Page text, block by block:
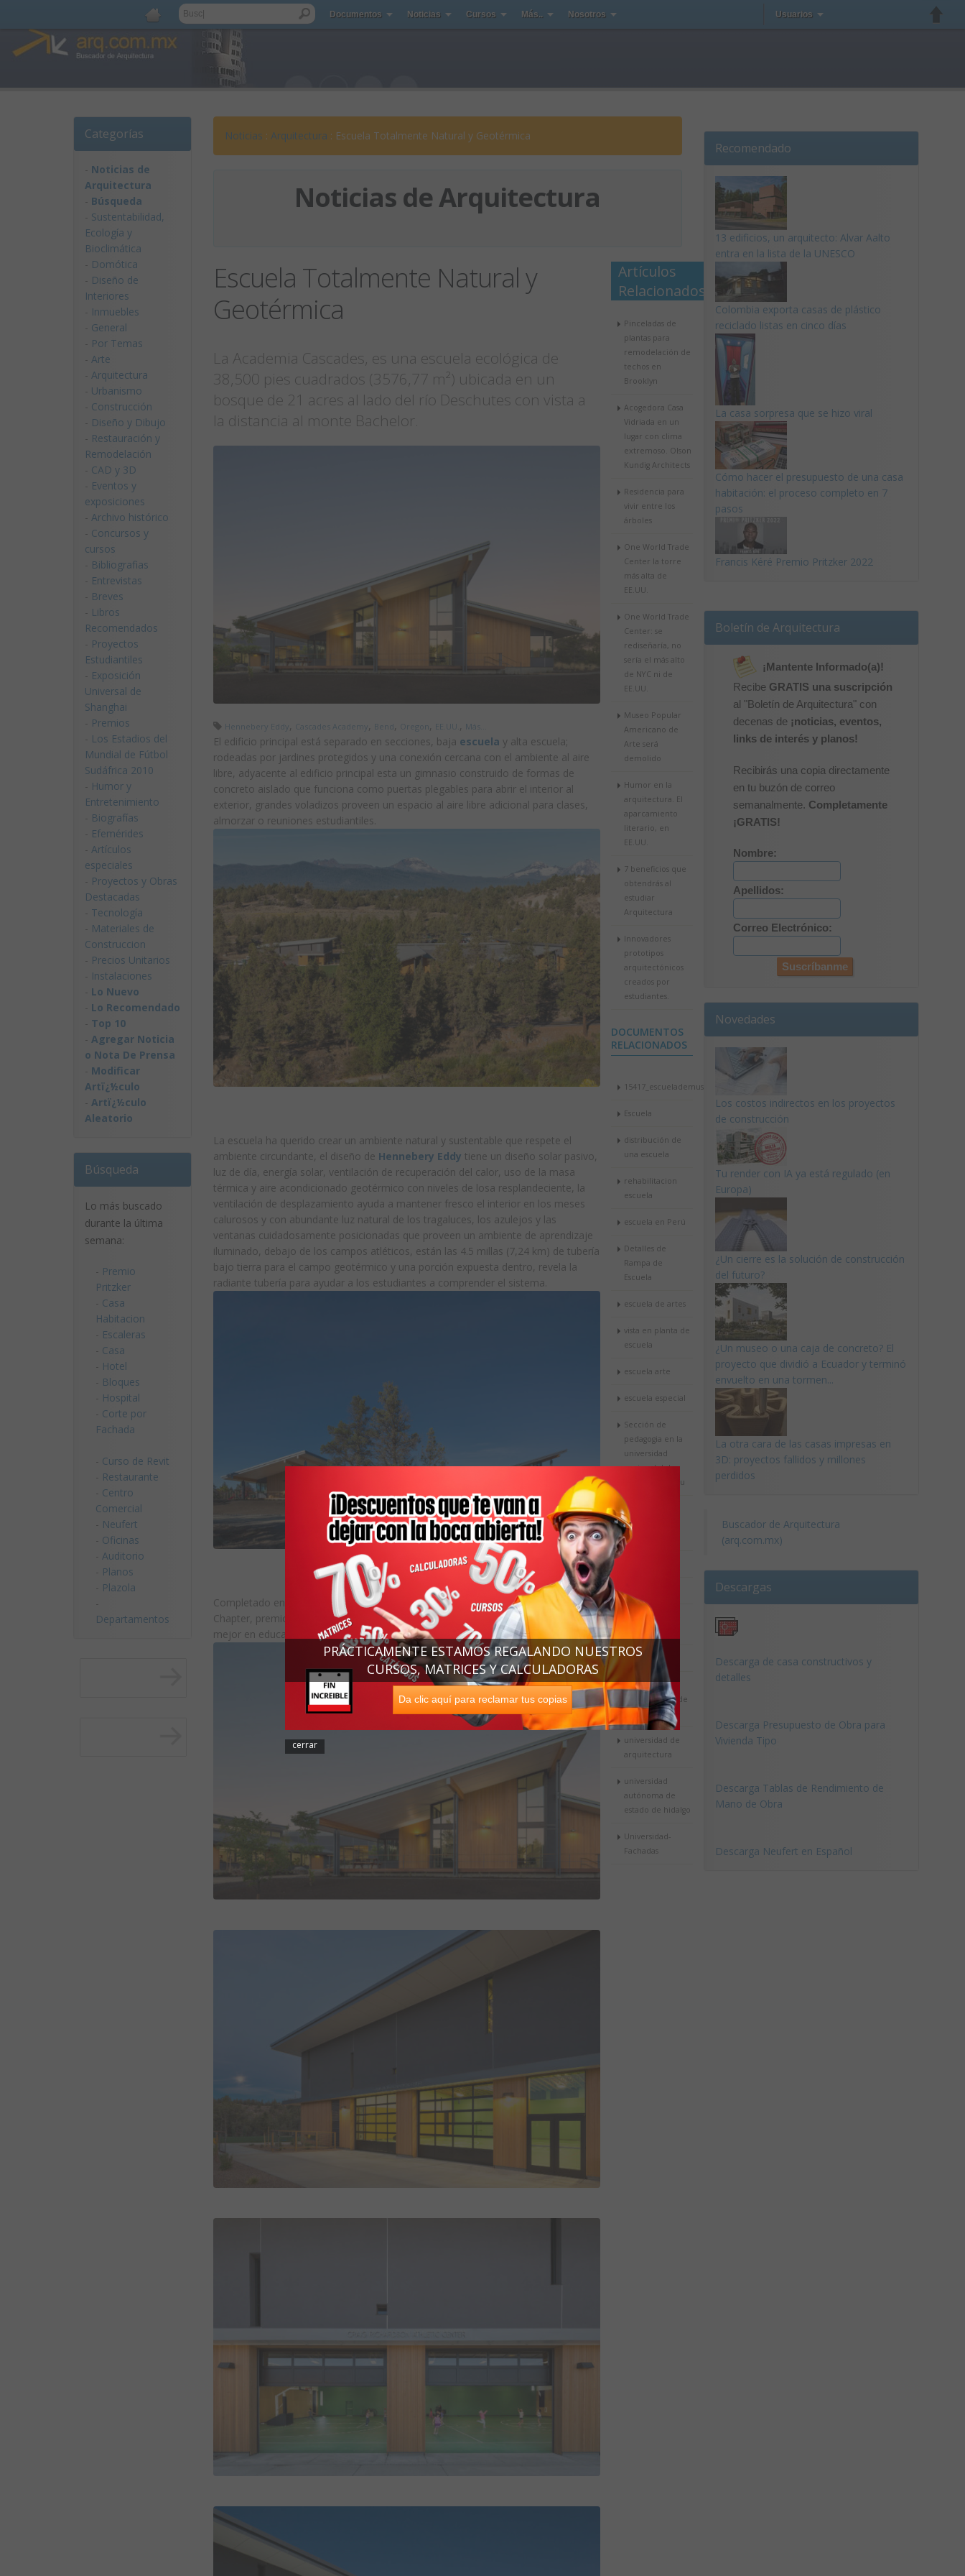
Documentos Noticias Cursos Más.. Nosotros Usuarios
Categorías
- Noticias de
Arquitectura
- Búsqueda
- Sustentabilidad,
Ecologí­a y
Bioclimática
- Domótica
- Diseño de
Interiores
- Inmuebles
- General
- Por Temas
- Arte
- Arquitectura
- Urbanismo
- Construcción
- Diseño y Dibujo
- Restauración y
Remodelación
- CAD y 3D
- Eventos y
exposiciones
- Archivo histórico
- Concursos y
cursos
- Bibliografias
- Entrevistas
- Breves
- Libros
Recomendados
- Proyectos
Estudiantiles
- Exposición
Universal de
Shanghai
- Premios
- Los Estadios del
Mundial de Fútbol
Sudáfrica 2010
- Humor y
Entretenimiento
- Biografías
- Efemérides
- Artículos
especiales
- Proyectos y Obras
Destacadas
- Tecnología
- Materiales de
Construccion
- Precios Unitarios
- Instalaciones
- Lo Nuevo
- Lo Recomendado
- Top 10
- Agregar Noticia
o Nota De Prensa
- Modificar
Artï¿½culo
- Artï¿½culo
Aleatorio
Búsqueda
Lo más buscado
durante la última
semana:
- Premio
Pritzker
- Casa
Habitacion
- Escaleras
- Casa
- Hotel
- Bloques
- Hospital
- Corte por
Fachada
- Curso de Revit
- Restaurante
- Centro
Comercial
- Neufert
- Oficinas
- Auditorio
- Planos
- Plazola
-
Departamentos
Noticias : Arquitectura : Escuela Totalmente Natural y Geotérmica
Noticias de Arquitectura
Escuela Totalmente Natural y
Geotérmica
La Academia Cascades, es una escuela ecológica de
38,500 pies cuadrados (3576,77 m²) ubicada en un
bosque de 21 acres al lado del río Deschutes con vista a
la distancia al monte Bachelor.
Hennebery Eddy, Cascades Academy, Bend, Oregon, EE.UU. , Más...
El edificio principal está separado en secciones, baja escuela y alta escuela;
rodeadas por jardines protegidos y una conexión cercana con el ambiente al aire
libre, adyacente al edificio principal esta un gimnasio construido de formas de
concreto aislado que funciona como puertas plegables para abrir el interior al
exterior, grandes voladizos proveen un espacio al aire libre adicional para clases,
almorzar o reuniones estudiantiles.
La escuela ha querido crear un ambiente natural y sustentable que respete el
ambiente circundante, el diseño de Hennebery Eddy tiene un diseño solar pasivo,
luz de día, energía solar, ventilación de recuperación del calor, uso de la masa
térmica y aire acondicionado geotérmico con niveles de losa resplandeciente, la
ventilación de desplazamiento ayuda a mantener fresco el interior en los meses
calurosos y con abundante luz natural de los tragaluces, los azulejos y las
ventanas cuidadosamente posicionadas que proveen un ambiente de aprendizaje
iluminado, debajo de los campos atléticos, están las 4.5 millas (7,24 km) de tubería
bajo tierra para el campo geotérmico y una porción expuesta dentro, revela la
radiante tubería para ayudar a los estudiantes a comprender el sistema.
Completado en el 2013 el proyecto ya ha sido premiado con un AIA Portland
Chapter, premio citación, 2013 y elOregonChapter IIDA, el premio 2013 a lo
mejor en educación.
Artículos
Relacionados
Pinceladas de
plantas para
remodelación de
techos en
Brooklyn
Acogedora Casa
Vidriada en un
lugar con clima
extremoso. Olson
Kundig Architects
Residencia para
vivir entre los
árboles
One World Trade
Center la torre
más alta de
EE.UU.
One World Trade
Center: se
rediseñaría, no
sería el más alto
de NYC ni de
EE.UU.
Museo Popular
Americano de
Arte será
demolido
Humor en la
arquitectura. El
aparcamiento
literario, en
EE.UU.
7 beneficios que
obtendrás al
estudiar
Arquitectura
Innovadores
prototipos
arquitectónicos
creados por
estudiantes.
DOCUMENTOS
RELACIONADOS
15417_escuelademusica
Escuela
distribución de
una escuela
rehabilitacion
escuela
escuela en Perú
Detalles de
Rampa de
Escuela
escuela de artes
vista en planta de
escuela
escuela arte
escuela especial
Sección de
pedagogia en la
universidad
nacional del
centro del peru
Restaurante
adentro de
universidad
Universidad
Universidad de
Veracruz.
universidad
logos de
universidades de
México
universidad de
arquitectura
universidad
autónoma de
estado de hidalgo
Universidad-
Fachadas
Recomendado
13 edificios, un arquitecto: Alvar Aalto
entra en la lista de la UNESCO
Colombia exporta casas de plástico
reciclado listas en cinco días
La casa sorpresa que se hizo viral
Cómo hacer el presupuesto de una casa
habitación: el proceso completo en 7
pasos
Francis Kéré Premio Pritzker 2022
Boletín de Arquitectura
¡Mantente Informado(a)!
Recibe GRATIS una suscripción
al "Boletín de Arquitectura" con
decenas de ¡noticias, eventos,
links de interés y planos!
Recibirás una copia directamente
en tu buzón de correo
semanalmente. Completamente
¡GRATIS!
Nombre:
Apellidos:
Correo Electrónico:
Novedades
Los costos indirectos en los proyectos
de construcción
Tu render con IA ya está regulado (en
Europa)
¿Un cierre es la solución de construcción
del futuro?
¿Un museo o una caja de concreto? El
proyecto que dividió a Ecuador y terminó
envuelto en una tormen...
La otra cara de las casas impresas en
3D: proyectos fallidos y millones
perdidos
Buscador de Arquitectura
(arq.com.mx)
Descargas
Descarga de casa constructivos y
detalles
Descarga Presupuesto de Obra para
Vivienda Tipo
Descarga Tablas de Rendimiento de
Mano de Obra
Descarga Neufert en Español
cerrar
Da clic aquí para reclamar tus copias
PRÁCTICAMENTE ESTAMOS REGALANDO NUESTROS
CURSOS, MATRICES Y CALCULADORAS